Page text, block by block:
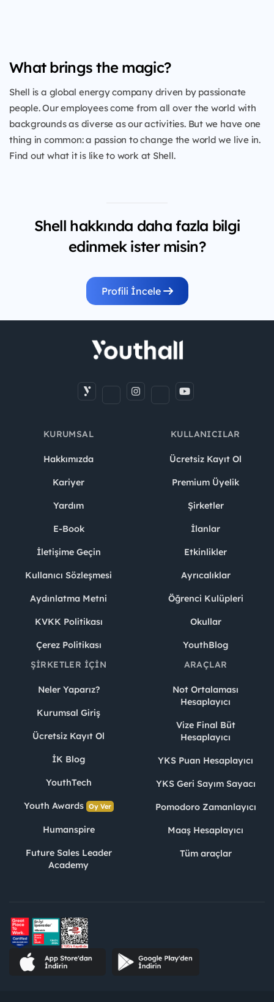
What brings the magic?
Shell is a global energy company driven by passionate
people. Our employees come from all over the world with
backgrounds as diverse as our activities. But we have one
thing in common: a passion to change the world we live in.
Find out what it is like to work at Shell.
Shell hakkında daha fazla bilgi
edinmek ister misin?
Profili İncele
KURUMSAL
Hakkımızda
Kariyer
Yardım
E-Book
İletişime Geçin
Kullanıcı Sözleşmesi
Aydınlatma Metni
KVKK Politikası
Çerez Politikası
KULLANICILAR
Ücretsiz Kayıt Ol
Premium Üyelik
Şirketler
İlanlar
Etkinlikler
Ayrıcalıklar
Öğrenci Kulüpleri
Okullar
YouthBlog
ŞIRKETLER İÇIN
Neler Yaparız?
Kurumsal Giriş
Ücretsiz Kayıt Ol
İK Blog
YouthTech
Youth Awards Oy Ver
Humanspire
Future Sales Leader
Academy
ARAÇLAR
Not Ortalaması
Hesaplayıcı
Vize Final Büt
Hesaplayıcı
YKS Puan Hesaplayıcı
YKS Geri Sayım Sayacı
Pomodoro Zamanlayıcı
Maaş Hesaplayıcı
Tüm araçlar